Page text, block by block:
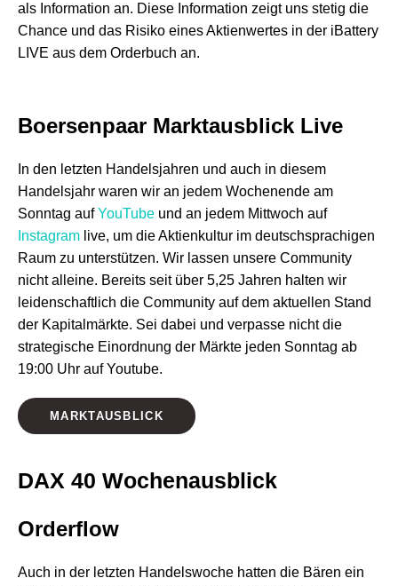
als Information an. Diese Information zeigt uns stetig die
Chance und das Risiko eines Aktienwertes in der iBattery
LIVE aus dem Orderbuch an.
Boersenpaar Marktausblick Live
In den letzten Handelsjahren und auch in diesem
Handelsjahr waren wir an jedem Wochenende am
Sonntag aufYouTube und an jedem Mittwoch auf
Instagram live, um die Aktienkultur im deutschsprachigen
Raum zu unterstützen. Wir lassen unsere Community
nicht alleine. Bereits seit über 5,25 Jahren halten wir
leidenschaftlich die Community auf dem aktuellen Stand
der Kapitalmärkte. Sei dabei und verpasse nicht die
strategische Einordnung der Märkte jeden Sonntag ab
19:00 Uhr auf Youtube.
MARKTAUSBLICK
DAX 40 Wochenausblick
Orderflow
Auch in der letzten Handelswoche hatten die Bären ein